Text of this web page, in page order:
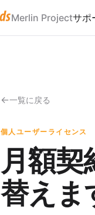
Merlin Projectサポ
一覧に戻る
個人ユーザーライセンス
月額契
替えま